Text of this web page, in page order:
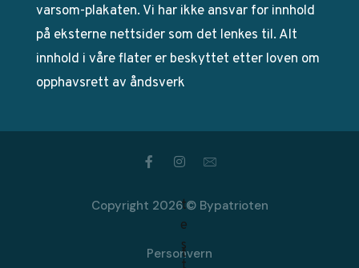
varsom-plakaten. Vi har ikke ansvar for innhold
på eksterne nettsider som det lenkes til. Alt
innhold i våre flater er beskyttet etter loven om
opphavsrett av åndsverk
Copyright 2026 © Bypatrioten
Personvern